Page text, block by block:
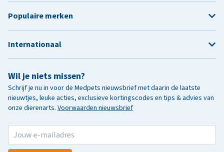
Wil je niets missen?
Schrijf je nu in voor de Medpets nieuwsbrief met daarin de laatste
nieuwtjes, leuke acties, exclusieve kortingscodes en tips & advies van
onze dierenarts. Voorwaarden nieuwsbrief
Populaire merken
Internationaal